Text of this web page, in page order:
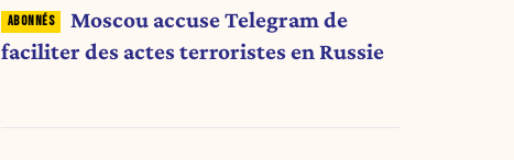
Moscou accuse Telegram de
faciliter des actes terroristes en Russie